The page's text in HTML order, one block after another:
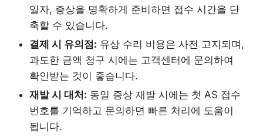
일자, 증상을 명확하게 준비하면 접수 시간을 단
축할 수 있습니다.
결제 시 유의점: 유상 수리 비용은 사전 고지되며,
과도한 금액 청구 시에는 고객센터에 문의하여
확인받는 것이 좋습니다.
재발 시 대처: 동일 증상 재발 시에는 첫 AS 접수
번호를 기억하고 문의하면 빠른 처리에 도움이
됩니다.